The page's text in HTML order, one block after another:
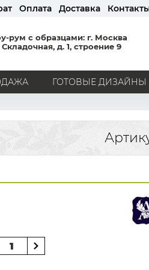
Оплата Доставка
рум с образцами: г. Москва
Складочная, д. 1, строение 9
ГОТОВЫЕ ДИЗАЙНЫ
Америка
Англия Бельгия
Голландия
Россия
Zambaiti
Hygge Roll